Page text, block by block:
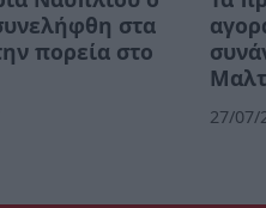
στα
πορεία στο
27/07/